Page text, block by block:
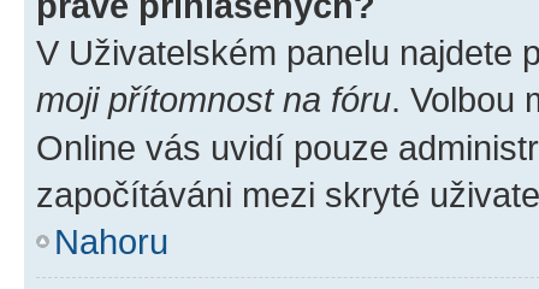
V Uživatelském panelu najdete
moji přítomnost na fóru. Volbou
Online vás uvidí pouze
započítáváni mezi skryté
Nahoru